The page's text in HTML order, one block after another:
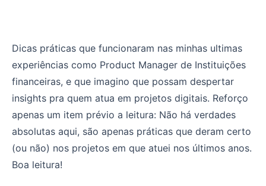
12 dicas práticas para Product Managers do setor
Dicas práticas que funcionaram nas minhas ultimas
experiências como Product Manager de Instituições
financeiras, e que imagino que possam despertar
insights pra quem atua em projetos digitais. Reforço
apenas um item prévio a leitura: Não há verdades
absolutas aqui, são apenas práticas que deram certo
(ou não) nos projetos em que atuei nos últimos anos.
Boa leitura!